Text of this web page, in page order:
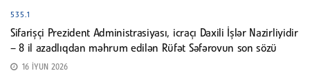
535.1
Sifarişçi Prezident Administrasiyası, icraçı Daxili İşlər Nazirliyidir
– 8 il azadlıqdan məhrum edilən Rüfət Səfərovun son sözü
16 İYUN 2026